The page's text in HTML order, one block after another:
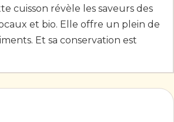
cuisson révèle les saveurs des
et bio. Elle offre un plein de
Et sa conservation est